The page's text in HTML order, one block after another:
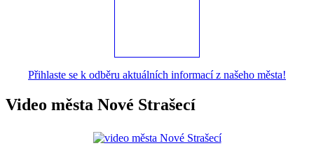
Přihlaste se k odběru aktuálních informací z našeho města!
Video města Nové Strašecí